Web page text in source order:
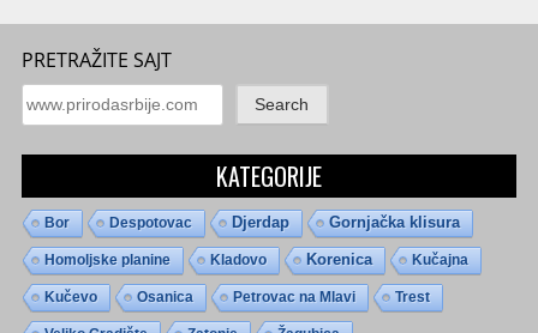
PRETRAŽITE SAJT
Search
KATEGORIJE
Bor Despotovac Djerdap Gornjačka klisura
Homoljske planine Kladovo Korenica Kučajna
Kučevo Osanica Petrovac na Mlavi Trest